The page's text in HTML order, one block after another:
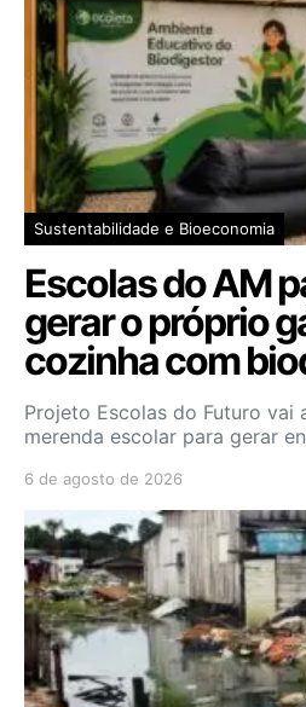
Sustentabilidade e Bioeconomia
Escolas do AM
gerar o próprio
cozinha com
Projeto Escolas do Futuro vai
merenda escolar para gerar
6 de agosto de 2026